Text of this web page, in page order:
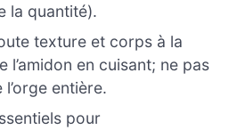
la quantité).
texture et corps à la
l’amidon en cuisant; ne pas
entière.
pour